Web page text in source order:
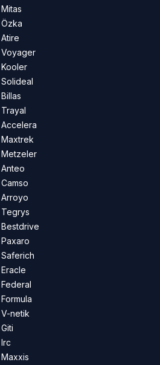
Mitas
Özka
Atire
Voyager
Kooler
Solideal
Billas
Trayal
Accelera
Maxtrek
Metzeler
Anteo
Camso
Arroyo
Tegrys
Bestdrive
Paxaro
Saferich
Eracle
Federal
Formula
V-netik
Giti
Irc
Maxxis